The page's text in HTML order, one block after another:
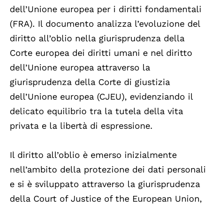
dell’Unione europea per i diritti fondamentali
(FRA). Il documento analizza l’evoluzione del
diritto all’oblio nella giurisprudenza della
Corte europea dei diritti umani e nel diritto
dell’Unione europea attraverso la
giurisprudenza della Corte di giustizia
dell’Unione europea (CJEU), evidenziando il
delicato equilibrio tra la tutela della vita
privata e la libertà di espressione.
Il diritto all’oblio è emerso inizialmente
nell’ambito della protezione dei dati personali
e si è sviluppato attraverso la giurisprudenza
della Court of Justice of the European Union,